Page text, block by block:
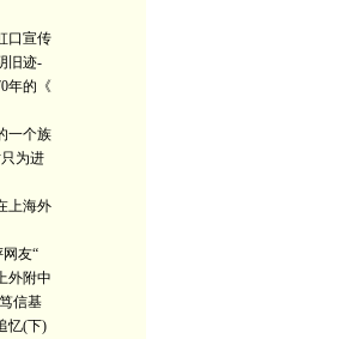
口宣传
旧迹-
年的《
一个族
为进
上海外
友“
外附中
信基
忆(下)